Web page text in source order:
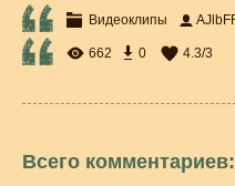
Видеоклипы
662 0 4.3/3
Всего комментариев: